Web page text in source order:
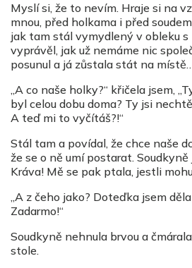
Myslí si, že to nevím. Hraje si na
mnou, před holkama i před
jak tam stál vymydlený v obleku
vyprávěl, jak už nemáme nic
posunul a já zůstala stát na
„A co naše holky?“ křičela jsem,
byl celou dobu doma? Ty jsi
A teď mi to vyčítáš?!“
Stál tam a povídal, že chce naše
že se o ně umí postarat.
Kráva! Mě se pak ptala, jestli
„A z čeho jako? Doteďka jsem
Zadarmo!“
Soudkyně nehnula brvou a
stole.